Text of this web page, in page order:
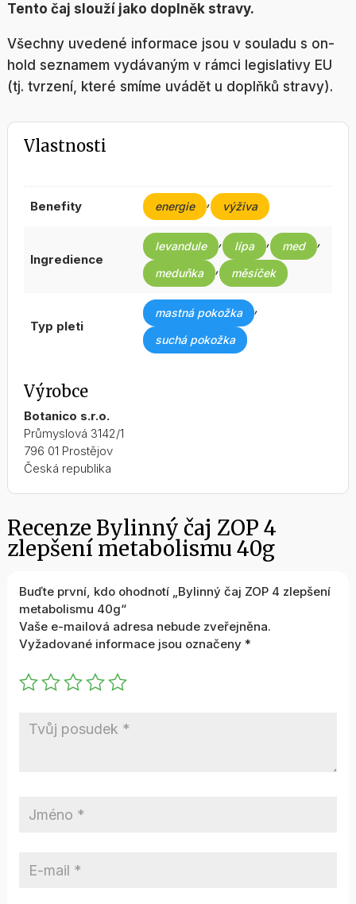
Tento čaj slouží jako doplněk stravy.
Všechny uvedené informace jsou v souladu s on-
hold seznamem vydávaným v rámci legislativy EU
(tj. tvrzení, které smíme uvádět u doplňků stravy).
Vlastnosti
benefity energie , výživa
ingredience
levandule , lípa , med ,
meduňka , měsíček
typ pleti
mastná pokožka ,
suchá pokožka
Výrobce
Botanico s.r.o.
Průmyslová 3142/1
796 01 Prostějov
Česká republika
Recenze Bylinný čaj ZOP 4
zlepšení metabolismu 40g
Buďte první, kdo ohodnotí „Bylinný čaj ZOP 4 zlepšení
metabolismu 40g“
Vaše e-mailová adresa nebude zveřejněna.
Vyžadované informace jsou označeny *